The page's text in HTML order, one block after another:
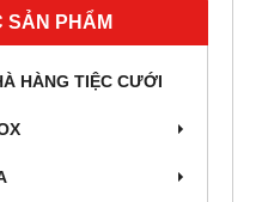
SẢN PHẨM
HÀNG TIỆC CƯỚI